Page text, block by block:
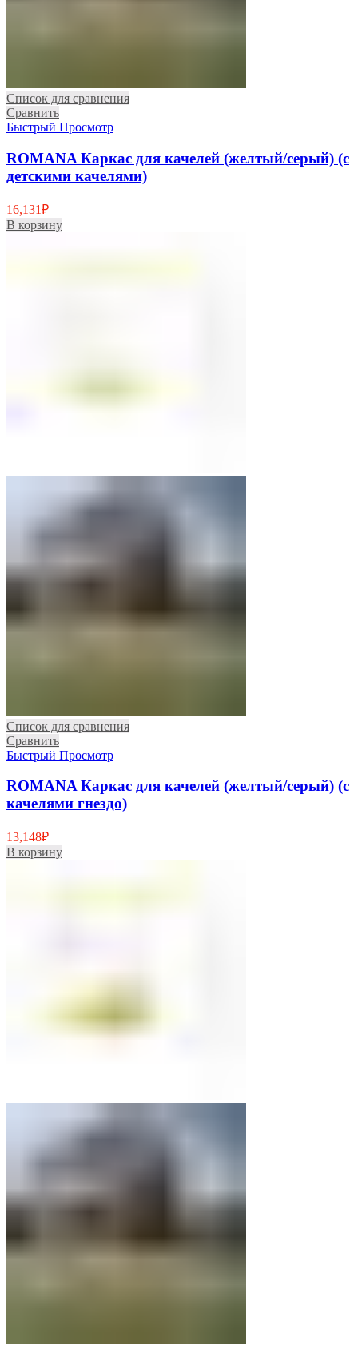
Список для сравнения
Сравнить
Быстрый Просмотр
ROMANA Каркас для качелей (желтый/серый) (с
детскими качелями)
16,131₽
В корзину
Список для сравнения
Сравнить
Быстрый Просмотр
ROMANA Каркас для качелей (желтый/серый) (с
качелями гнездо)
13,148₽
В корзину